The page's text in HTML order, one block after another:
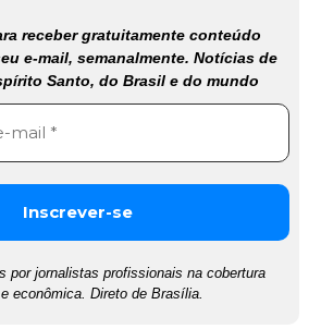
receber gratuitamente conteúdo
e-mail, semanalmente. Notícias de
Santo, do Brasil e do mundo
por jornalistas profissionais na cobertura
econômica. Direto de Brasília.